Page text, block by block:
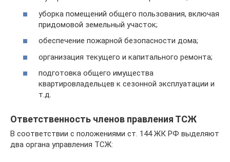
уборка помещений общего пользования, включая
придомовой земельный участок;
обеспечение пожарной безопасности дома;
организация текущего и капитального ремонта;
подготовка общего имущества
квартировладельцев к сезонной эксплуатации и
т.д.
Ответственность членов правления ТСЖ
В соответствии с положениями ст. 144 ЖК РФ выделяют
два органа управления ТСЖ: